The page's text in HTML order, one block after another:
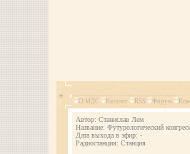
О МДС Каталог RSS Форум
Автор: Станислав Лем
Название: Футурологический
Дата выхода в эфир: -
Радиостанция: Станция